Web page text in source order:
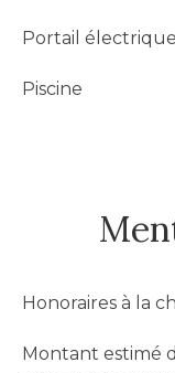
Portail électrique
Piscine
Honoraires à la
Montant estimé